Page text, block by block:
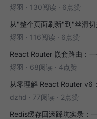
烬羽 · 130阅读 · 6点赞
烬羽 · 116阅读 · 6点赞
React Router 嵌套路由：
烬羽 · 68阅读 · 4点赞
从零理解 React Router v6
dzhd · 77阅读 · 2点赞